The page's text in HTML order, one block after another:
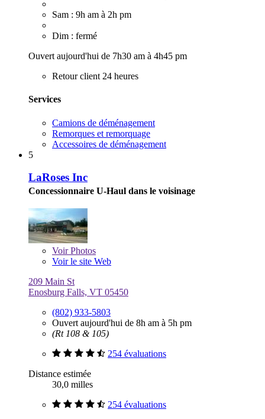
Sam : 9h am à 2h pm
Dim : fermé
Ouvert aujourd'hui de 7h30 am à 4h45 pm
Retour client 24 heures
Services
Camions de déménagement
Remorques et remorquage
Accessoires de déménagement
5
LaRoses Inc
Concessionnaire U-Haul dans le voisinage
VoirPhotos
Voir le site Web
209 Main St
Enosburg Falls, VT 05450
(802) 933-5803
Ouvert aujourd'hui de 8h am à 5h pm
(Rt 108 & 105)
254 évaluations
Distance estimée
30,0 milles
254 évaluations